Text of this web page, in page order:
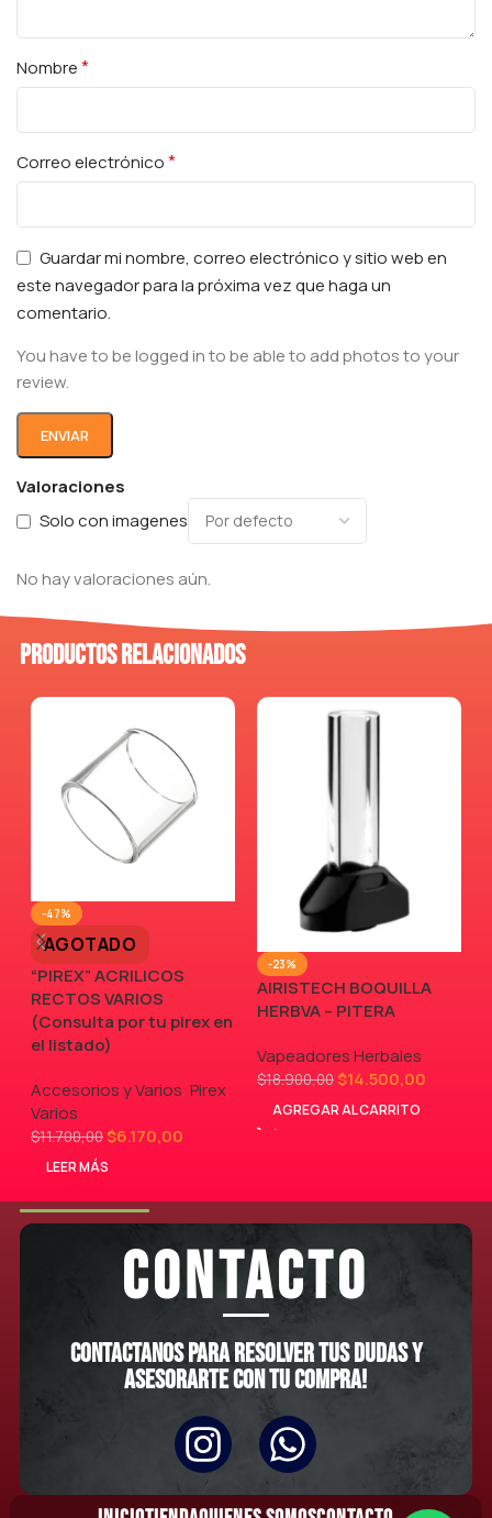
Valoraciones
Solo con imagenes
No hay valoraciones aún.
Nombre*
Correo electrónico*
Guardar mi nombre, correo electrónico y sitio web en
este navegador para la próxima vez que haga un
comentario.
You have to be logged in to be able to add photos to your
review.
Productos relacionados
-47%
AGOTADO
“PIREX” ACRILICOS
RECTOS VARIOS
(Consulta por tu pirex en
el listado)
Accesorios y Varios, Pirex,
Varios
$11.700,00$6.170,00
LEER MÁS
-23%
AIRISTECH BOQUILLA
HERBVA – PITERA
Vapeadores Herbales
$18.900,00$14.500,00
AGREGAR AL CARRITO
CONTACTO
Contactanos para resolver tus dudas y
asesorarte con tu compra!